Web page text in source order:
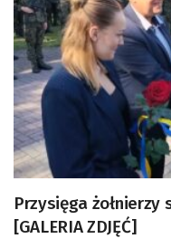
Przysięga żołnierzy
[GALERIA ZDJĘĆ]